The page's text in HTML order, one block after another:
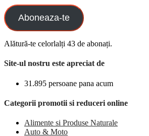
Aboneaza-te
Alătură-te celorlalți 43 de abonați.
Site-ul nostru este apreciat de
31.895 persoane pana acum
Categorii promotii si reduceri online
Alimente si Produse Naturale
Auto & Moto